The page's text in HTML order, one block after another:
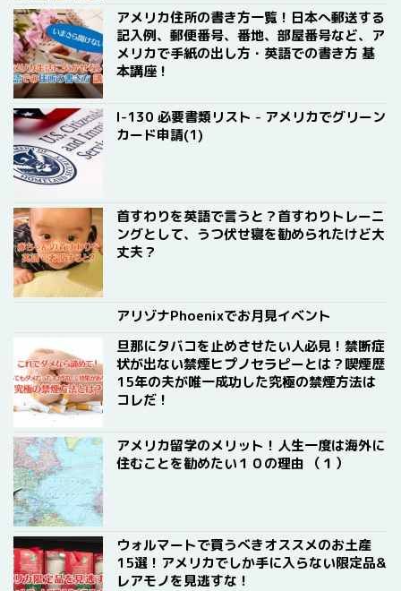
アメリカ住所の書き方一覧！日本へ郵送する
記入例、郵便番号、番地、部屋番号など、ア
メリカで手紙の出し方・英語での書き方 基
本講座！
I-130 必要書類リスト - アメリカでグリーン
カード申請(1)
首すわりを英語で言うと？首すわりトレーニ
ングとして、うつ伏せ寝を勧められたけど大
丈夫？
アリゾナPhoenixでお月見イベント
旦那にタバコを止めさせたい人必見！禁断症
状が出ない禁煙ヒプノセラピーとは？喫煙歴
15年の夫が唯一成功した究極の禁煙方法は
コレだ！
アメリカ留学のメリット！人生一度は海外に
住むことを勧めたい１０の理由 （１）
ウォルマートで買うべきオススメのお土産
15選！アメリカでしか手に入らない限定品&
レアモノを見逃すな！